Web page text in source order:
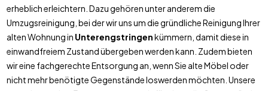
erheblich erleichtern. Dazu gehören unter anderem die
Umzugsreinigung, bei der wir uns um die gründliche Reinigung Ihrer
alten Wohnung in Unterengstringenkümmern, damit diese in
einwandfreiem Zustand übergeben werden kann. Zudem bieten
wir eine fachgerechte Entsorgung an, wenn Sie alte Möbel oder
nicht mehr benötigte Gegenstände loswerden möchten. Unsere